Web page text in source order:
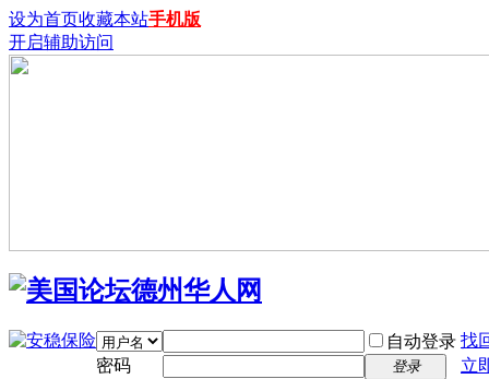
设为首页收藏本站手机版
开启辅助访问
自动登录 找
密码
登录
立